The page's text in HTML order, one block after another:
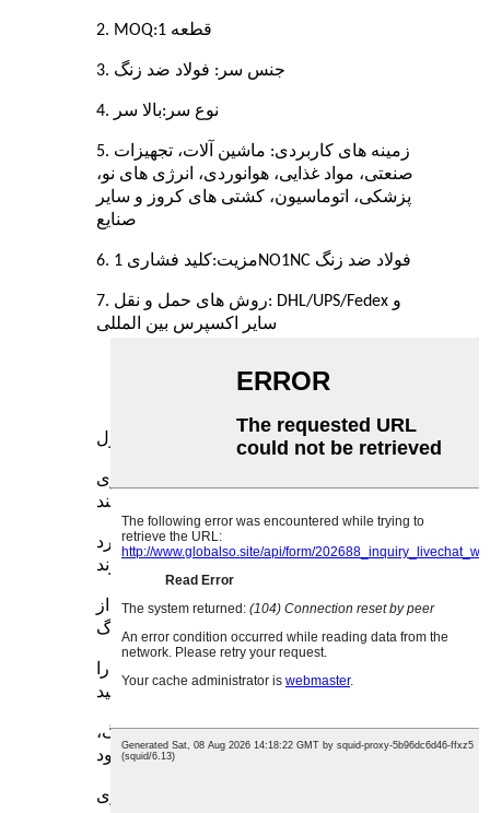
2. MOQ:1 قطعه
3. جنس سر: فولاد ضد زنگ
4. نوع سر:بالا سر
5. زمینه های کاربردی: ماشین آلات، تجهیزات
صنعتی، مواد غذایی، هوانوردی، انرژی های نو،
پزشکی، اتوماسیون، کشتی های کروز و سایر
صنایع
6. مزیت: کلید فشاری 1NO1NC فولاد ضد زنگ
7. روش های حمل و نقل: DHL/UPS/Fedex و
سایر اکسپرس بین المللی
معرفی محصول
با تلاش همه چیز، دکمه های فشاری فلزی
توسعه می یابند
سری بیشتر و انواع بیشتر و به تدریج مورد
پذیرش قرار می گیرند
شرکت های شناخته شده در داخل و خارج از
کشور (مخصوصاً برخی بزرگ
شرکت های جامع در اروپا و آمریکا).دکمه ها را
فشار دهید
به طور گسترده ای در تجهیزات مکانیکی بزرگ،
آرماریا، خودرو استفاده می شود